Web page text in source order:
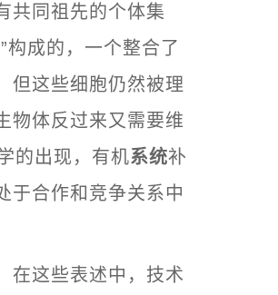
共同祖先的个体集
构成的，一个整合了
但这些细胞仍然被理
物体反过来又需要维
的出现，有机系统补
于合作和竞争关系中
在这些表述中，技术